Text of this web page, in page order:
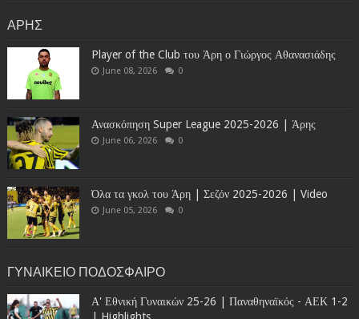
ΑΡΗΣ
Player of the Club του Άρη ο Γιώργος Αθανασιάδης
June 08, 2026 0
Ανασκόπηση Super League 2025-2026 | Άρης
June 06, 2026 0
Όλα τα γκολ του Άρη | Σεζόν 2025-2026 | Video
June 05, 2026 0
ΓΥΝΑΙΚΕΙΟ ΠΟΔΟΣΦΑΙΡΟ
Α' Εθνική Γυναικών 25-26 | Παναθηναϊκός - ΑΕΚ 1-2